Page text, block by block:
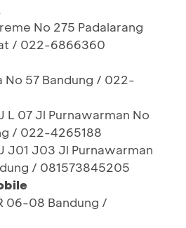
No 275 Padalarang
/ 022-6866360
No 57 Bandung / 022-
L 07 Jl Purnawarman No
/ 022-4265188
J01 J03 Jl Purnawarman
/ 081573845205
06-08 Bandung /